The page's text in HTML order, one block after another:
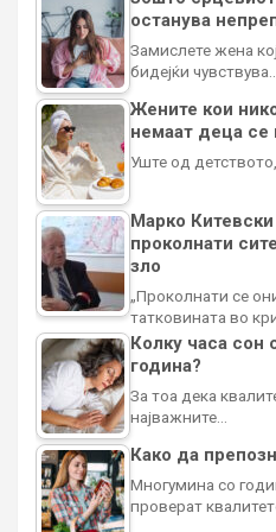
останува
Замислете жена
бидејќи чувствува…
Жените кои
немаат деца се
Уште од
Марко
проколнати
зло
„Проколнати се
татковината во
Колку часа сон
година?
За тоа дека
најважните…
Како да
Многумина со
проверат